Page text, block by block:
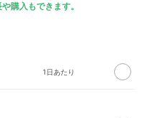
購入もできます。